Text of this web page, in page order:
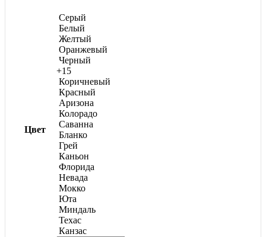
Цвет
Серый
Белый
Желтый
Оранжевый
Черный
+15
Коричневый
Красный
Аризона
Колорадо
Саванна
Бланко
Грей
Каньон
Флорида
Невада
Мокко
Юта
Миндаль
Техас
Канзас